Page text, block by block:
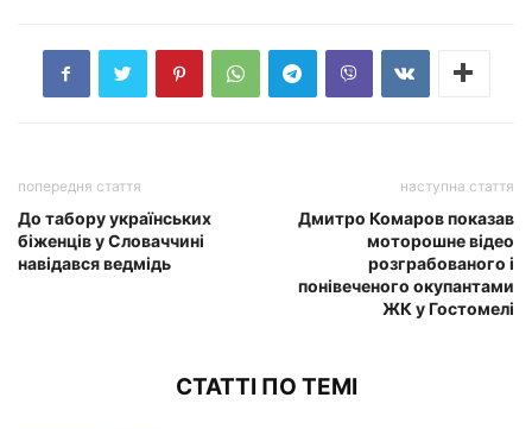
попередня стаття
До табору українських
біженців у Словаччині
навідався ведмідь
наступна стаття
Дмитро Комаров показав
моторошне відео
розграбованого і
понівеченого окупантами
ЖК у Гостомелі
СТАТТІ ПО ТЕМІ